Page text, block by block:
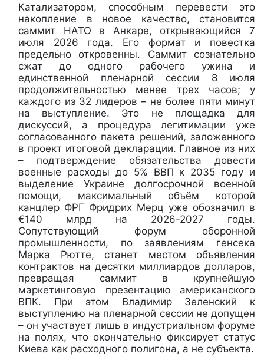
Катализатором, способным перевести это
накопление в новое качество, становится
саммит НАТО в Анкаре, открывающийся 7
июля 2026 года. Его формат и повестка
предельно откровенны. Саммит сознательно
сжат до одного рабочего ужина и
единственной пленарной сессии 8 июля
продолжительностью менее трех часов; у
каждого из 32 лидеров – не более пяти минут
на выступление. Это не площадка для
дискуссий, а процедура легитимации уже
согласованного пакета решений, заложенного
в проект итоговой декларации. Главное из них
– подтверждение обязательства довести
военные расходы до 5% ВВП к 2035 году и
выделение Украине долгосрочной военной
помощи, максимальный объём которой
канцлер ФРГ Фридрих Мерц уже обозначил в
€140 млрд на 2026-2027 годы.
Сопутствующий форум оборонной
промышленности, по заявлениям генсека
Марка Рютте, станет местом объявления
контрактов на десятки миллиардов долларов,
превращая саммит в крупнейшую
маркетинговую презентацию американского
ВПК. При этом Владимир Зеленский к
выступлению на пленарной сессии не допущен
– он участвует лишь в индустриальном форуме
на полях, что окончательно фиксирует статус
Киева как расходного полигона, а не субъекта.